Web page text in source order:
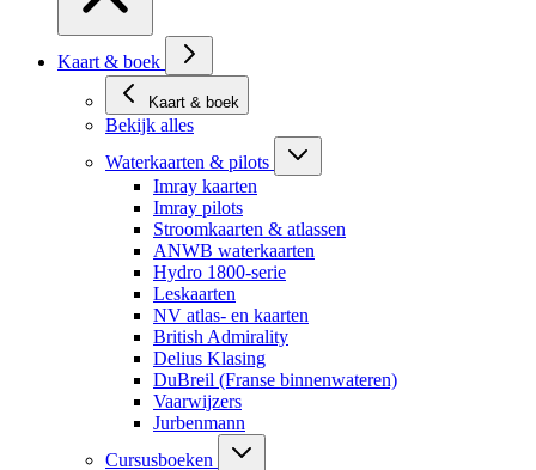
Kaart & boek
Kaart & boek
Bekijk alles
Waterkaarten & pilots
Imray kaarten
Imray pilots
Stroomkaarten & atlassen
ANWB waterkaarten
Hydro 1800-serie
Leskaarten
NV atlas- en kaarten
British Admirality
Delius Klasing
DuBreil (Franse binnenwateren)
Vaarwijzers
Jurbenmann
Cursusboeken